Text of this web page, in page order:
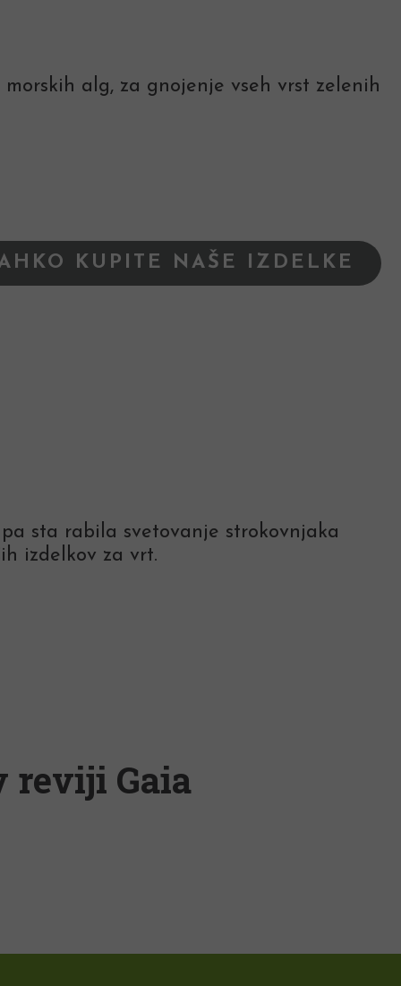
alg, za gnojenje vseh vrst zelenih
KUPITE NAŠE IZDELKE
sta rabila svetovanje strokovnjaka
izdelkov za vrt.
reviji Gaia